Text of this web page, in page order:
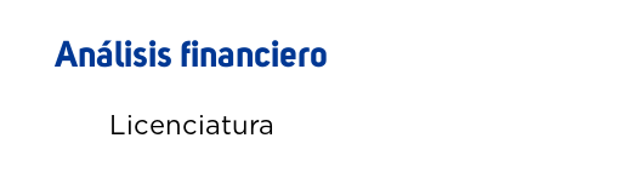
Análisis financiero
Licenciatura